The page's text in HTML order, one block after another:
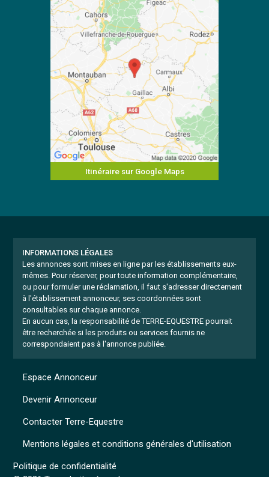
Itinéraire sur Google Maps
INFORMATIONS LÉGALES
Les annonces sont mises en ligne par les établissements eux-
mêmes. Pour réserver, pour toute information complémentaire,
ou pour formuler une réclamation, il faut s'adresser directement
à l'établissement annonceur, ses coordonnées sont
consultables sur chaque annonce.
En aucun cas, la responsabilité de TERRE-EQUESTRE pourrait
être recherchée si les produits ou services fournis ne
correspondaient pas à l'annonce publiée.
Mentions légales et conditions générales d'utilisation
Politique de confidentialité
Espace Annonceur
Devenir Annonceur
Contacter Terre-Equestre